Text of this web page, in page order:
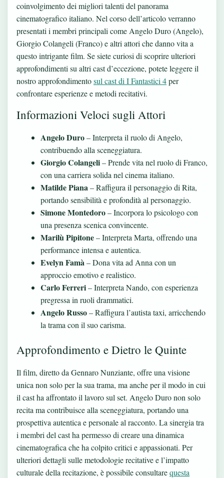
coinvolgimento dei migliori talenti del panorama
cinematografico italiano. Nel corso dell’articolo verranno
presentati i membri principali come Angelo Duro (Angelo),
Giorgio Colangeli (Franco) e altri attori che danno vita a
questo intrigante film. Se siete curiosi di scoprire ulteriori
approfondimenti su altri cast d’eccezione, potete leggere il
nostro approfondimentosul cast di I Fantastici 4per
confrontare esperienze e metodi recitativi.
Informazioni Veloci sugli Attori
Angelo Duro– Interpreta il ruolo di Angelo,
contribuendo alla sceneggiatura.
Giorgio Colangeli– Prende vita nel ruolo di Franco,
con una carriera solida nel cinema italiano.
Matilde Piana– Raffigura il personaggio di Rita,
portando sensibilità e profondità al personaggio.
Simone Montedoro– Incorpora lo psicologo con
una presenza scenica convincente.
Marilù Pipitone– Interpreta Marta, offrendo una
performance intensa e autentica.
Evelyn Famà– Dona vita ad Anna con un
approccio emotivo e realistico.
Carlo Ferreri– Interpreta Nando, con esperienza
pregressa in ruoli drammatici.
Angelo Russo– Raffigura l’autista taxi, arricchendo
la trama con il suo carisma.
Approfondimento e Dietro le Quinte
Il film, diretto da Gennaro Nunziante, offre una visione
unica non solo per la sua trama, ma anche per il modo in cui
il cast ha affrontato il lavoro sul set. Angelo Duro non solo
recita ma contribuisce alla sceneggiatura, portando una
prospettiva autentica e personale al racconto. La sinergia tra
i membri del cast ha permesso di creare una dinamica
cinematografica che ha colpito critici e appassionati. Per
ulteriori dettagli sulle metodologie recitative e l’impatto
culturale della recitazione, è possibile consultarequesta